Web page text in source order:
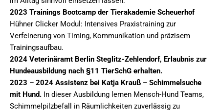
2023 Trainings Bootcamp der Tierakademie Scheuerhof
Hühner Clicker Modul: Intensives Praxistraining zur
Verfeinerung von Timing, Kommunikation und präzisem
Trainingsaufbau.
2024 Veterinäramt Berlin Steglitz-Zehlendorf, Erlaubnis zur
Hundeausbildung nach §11 TierSchG erhalten.
2023 – 2024 Assistenz bei Katja Krauß – Schimmelsuche
mit Hund. In dieser Ausbildung lernen Mensch-Hund Teams,
Schimmelpilzbefall in Räumlichkeiten zuverlässig zu